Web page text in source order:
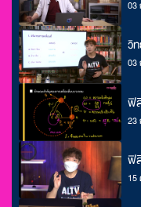
03
วิ
03
ฟิ
23
ฟิ
15